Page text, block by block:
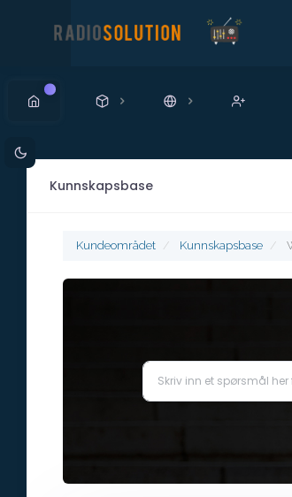
Ny
Kunnskapsbase
Kundeområdet Kunnskapsbase